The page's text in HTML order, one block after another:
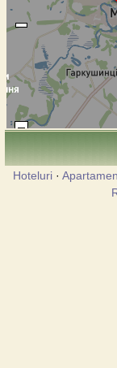
Hoteluri·